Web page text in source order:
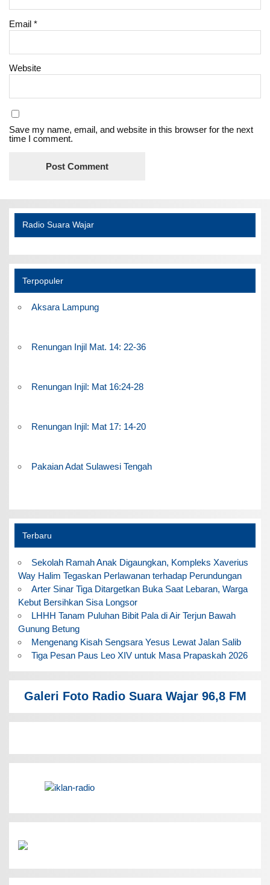
Email*
Website
Save my name, email, and website in this browser for the next
time I comment.
Radio Suara Wajar
Terpopuler
Aksara Lampung
Renungan Injil Mat. 14: 22-36
Renungan Injil: Mat 16:24-28
Renungan Injil: Mat 17: 14-20
Pakaian Adat Sulawesi Tengah
Terbaru
Sekolah Ramah Anak Digaungkan, Kompleks Xaverius
Way Halim Tegaskan Perlawanan terhadap Perundungan
Arter Sinar Tiga Ditargetkan Buka Saat Lebaran, Warga
Kebut Bersihkan Sisa Longsor
LHHH Tanam Puluhan Bibit Pala di Air Terjun Bawah
Gunung Betung
Mengenang Kisah Sengsara Yesus Lewat Jalan Salib
Tiga Pesan Paus Leo XIV untuk Masa Prapaskah 2026
Galeri Foto Radio Suara Wajar 96,8 FM